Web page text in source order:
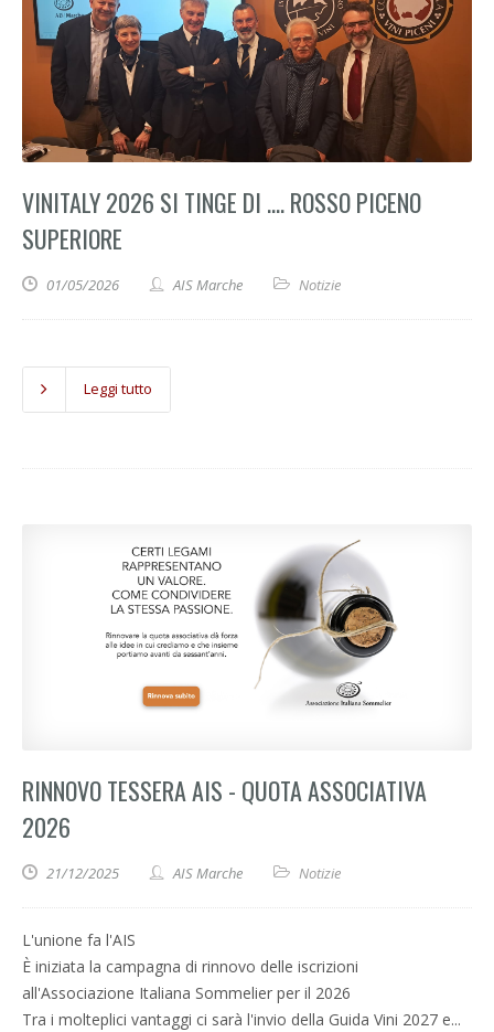
VINITALY 2026 SI TINGE DI …. ROSSO PICENO
SUPERIORE
01/05/2026 AIS Marche Notizie
Leggi tutto
RINNOVO TESSERA AIS - QUOTA ASSOCIATIVA
2026
21/12/2025 AIS Marche Notizie
L'unione fa l'AIS
È iniziata la campagna di rinnovo delle iscrizioni
all'Associazione Italiana Sommelier per il 2026
Tra i molteplici vantaggi ci sarà l'invio della Guida Vini 2027 e...